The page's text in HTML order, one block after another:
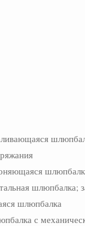
шлюпбалка;
шлюпбалка
с